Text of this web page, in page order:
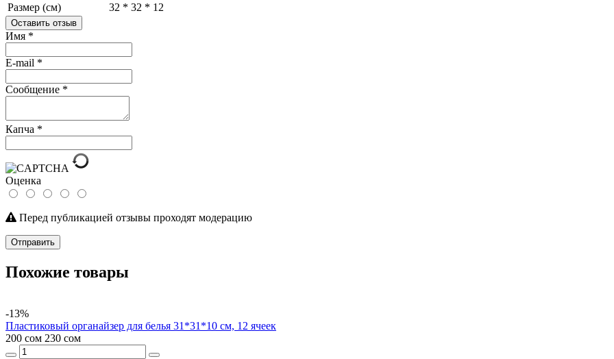
Размер (см)
32 * 32 * 12
Оставить отзыв
Имя *
E-mail *
Сообщение *
Капча *
Оценка
Перед публикацией отзывы проходят модерацию
Отправить
Похожие товары
-13%
Пластиковый органайзер для белья 31*31*10 см, 12 ячеек
200 сом 230 сом